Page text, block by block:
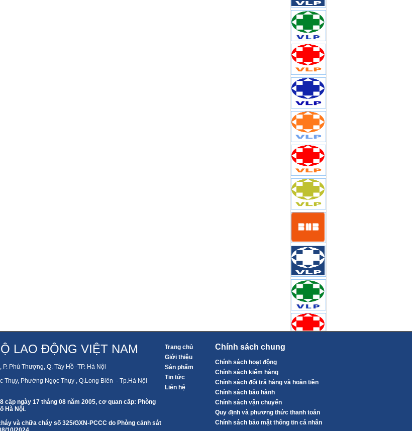
LAO ĐỘNG VIỆT NAM
Phú Thượng, Q. Tây Hồ -TP. Hà Nội
Thụy, Phường Ngọc Thụy , Q.Long Biên - Tp.Hà Nội
cấp ngày 17 tháng 08 năm 2005, cơ quan cấp: Phòng
Hà Nội.
và chữa cháy số 325/GXN-PCCC do Phòng cảnh sát
Trang chủ
Giới thiệu
Sản phẩm
Tin tức
Liên hệ
Chính sách chung
Chính sách hoạt động
Chính sách kiểm hàng
Chính sách đổi trả hàng và hoàn tiền
Chính sách bảo hành
Chính sách vận chuyển
Quy định và phương thức thanh toán
Chính sách bảo mật thông tin cá nhân